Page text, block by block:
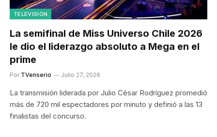
TELEVISIÓN
La semifinal de Miss Universo Chile 2026
le dio el liderazgo absoluto a Mega en el
prime
Por TVenserio Julio 27, 2026
La transmisión liderada por Julio César Rodríguez promedió
más de 720 mil espectadores por minuto y definió a las 13
finalistas del concurso.